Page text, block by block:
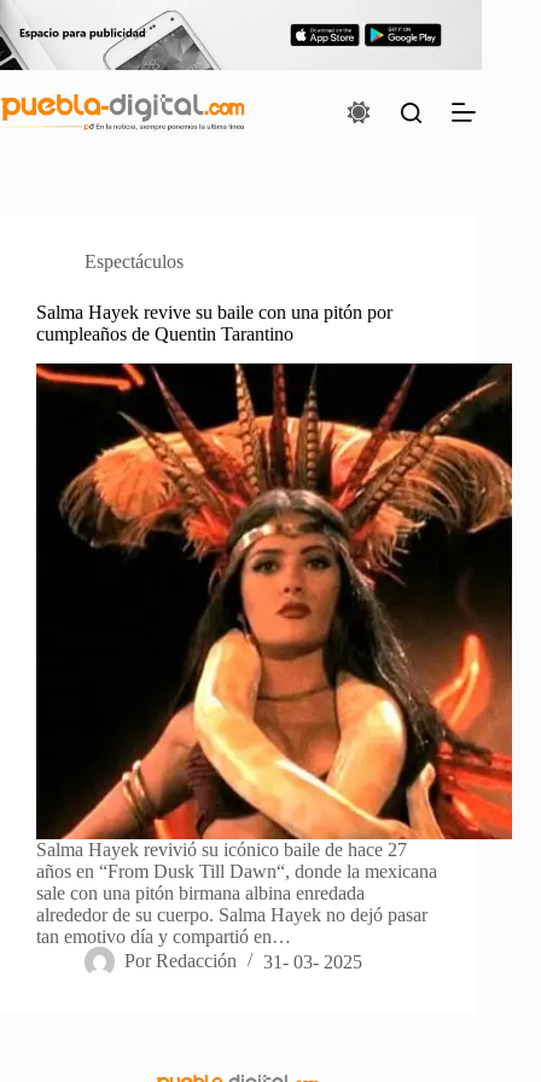
al
contenido
Espectáculos
Salma Hayek revive su baile con una pitón por
cumpleaños de Quentin Tarantino
Salma Hayek revivió su icónico baile de hace 27
años en “From Dusk Till Dawn“, donde la mexicana
sale con una pitón birmana albina enredada
alrededor de su cuerpo. Salma Hayek no dejó pasar
tan emotivo día y compartió en…
Por Redacción 31- 03- 2025